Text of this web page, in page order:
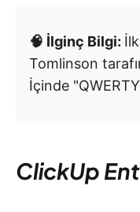
🧠 İlginç Bilgi:
Tomlinson
İçinde
ClickUp